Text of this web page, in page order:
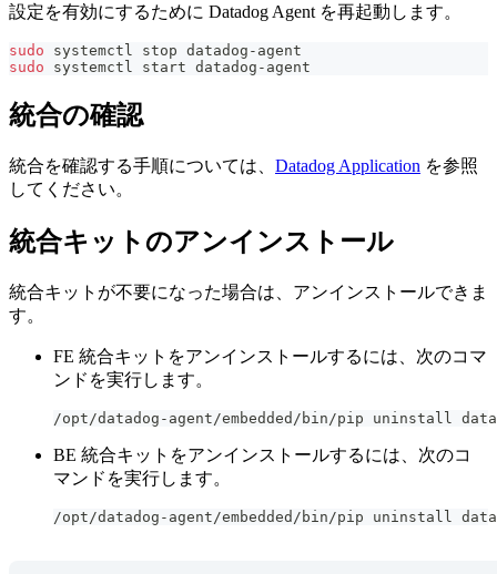
設定を有効にするために Datadog Agent を再起動します。
sudo systemctl stop datadog-agent
sudo systemctl start datadog-agent
統合の確認
統合を確認する手順については、 Datadog Application を参照
してください。
統合キットのアンインストール
統合キットが不要になった場合は、アンインストールできま
す。
FE 統合キットをアンインストールするには、次のコマ
ンドを実行します。
/opt/datadog-agent/embedded/bin/pip uninstall
BE 統合キットをアンインストールするには、次のコ
マンドを実行します。
/opt/datadog-agent/embedded/bin/pip uninstall